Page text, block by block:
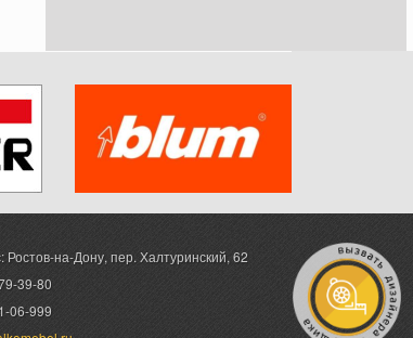
Ростов-на-Дону,пер. Халтуринский, 62
39-80
06-999